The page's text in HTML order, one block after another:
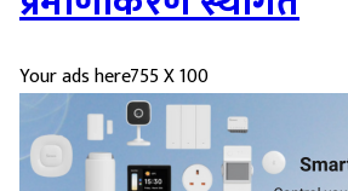
Your ads here755 X 100